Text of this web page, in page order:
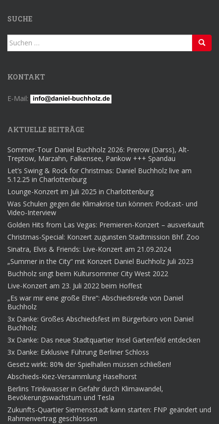
SUCHE
Suchen
nach:
KONTAKT
E-Mail:
AKTUELLE BEITRÄGE
Sommer-Tour Daniel Buchholz 2026: Prerow (Darss), Alt-
Treptow, Marzahn, Falkensee, Pankow +++ Spandau
Let’s Swing & Rock for Christmas: Daniel Buchholz live am
5.12.25 in Charlottenburg
Lounge-Konzert im Juli 2025 in Charlottenburg
Was Schulen gegen die Klimakrise tun können: Podcast- und
Video-Interview
Golden Hits from Las Vegas: Premieren-Konzert – ausverkauft
Christmas-Special: Konzert zugunsten Stadtmission Bhf. Zoo
Sinatra, Elvis & Friends: Live-Konzert am 21.09.2024
„Summer in the City“ mit Konzert Daniel Buchholz Juli 2023
Buchholz singt beim Kultursommer City West 2022
Live-Konzert am 23. Juli 2022 beim Hoffest
„Es war mir eine große Ehre“: Abschiedsrede von Daniel
Buchholz
3x Danke: Großes Abschiedsfest im Bürgerbüro von Daniel
Buchholz
3x Danke: Das neue Stadtquartier Insel Gartenfeld entdecken
3x Danke: Exklusive Führung Berliner Schloss
Gesetz wirkt: 80% der Spielhallen müssen schließen!
Abschieds-Kiez-Versammlung Haselhorst
Berlins Trinkwasser in Gefahr durch Klimawandel,
Bevökerungswachstum und Tesla
Zukunfts-Quartier Siemensstadt kann starten: FNP geändert und
Rahmenvertrag geschlossen